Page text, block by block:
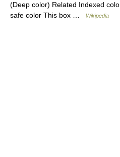
(Deep color) Related Indexed
safe color This box …
Wikipedia